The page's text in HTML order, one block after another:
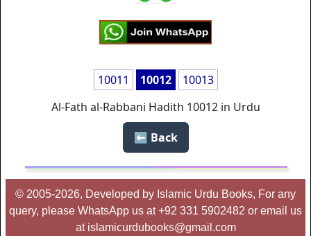
10011 10012
10013
Al-Fath al-Rabbani Hadith 10012 in Urdu
Back ⬅️
© 2005-2026, Developed by Islamic Urdu Books, For any
query, please WhatsApp us at +92 331 5902482 or email us
at islamicurdubooks@gmail.com